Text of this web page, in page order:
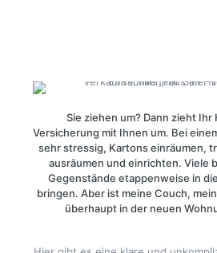
Sie ziehen um? Dann zieht Ihr
Versicherung mit Ihnen um. Bei
sehr stressig, Kartons einräumen,
ausräumen und einrichten. Viele
Gegenstände etappenweise in
bringen. Aber ist meine Couch,
überhaupt in der neuen